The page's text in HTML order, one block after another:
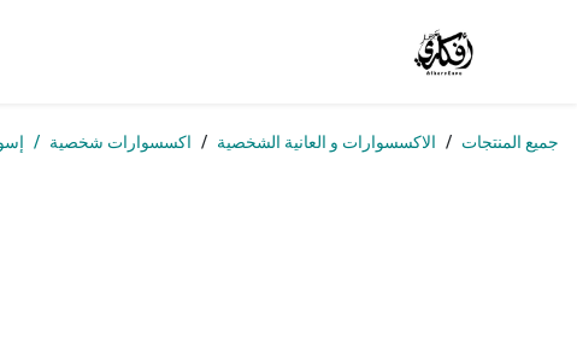
جميع المنتجات الاكسسوارات و العانية الشخصية اكسسوارات شخصية